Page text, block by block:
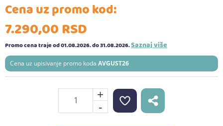
Cena uz promo kod:
7.290,00RSD
Promo cena traje od 01.08.2026.do 31.08.2026.Saznaj više
Cena uz upisivanje promo koda AVGUST26
+
-